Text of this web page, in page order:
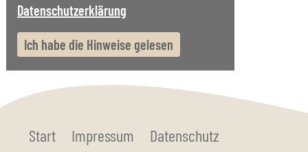
Start Impressum Datenschutz
Datenschutzerklärung
Ich habe die Hinweise gelesen